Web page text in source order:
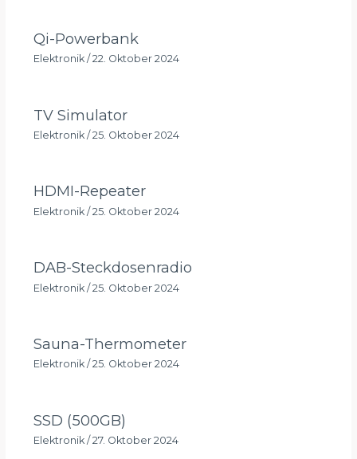
Qi-Powerbank
Elektronik/ 22. Oktober 2024
TV Simulator
Elektronik/ 25. Oktober 2024
HDMI-Repeater
Elektronik/25. Oktober 2024
DAB-Steckdosenradio
Elektronik/25. Oktober 2024
Sauna-Thermometer
Elektronik/ 25. Oktober 2024
SSD (500GB)
Elektronik/ 27. Oktober 2024